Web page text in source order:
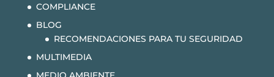
COMPLIANCE
BLOG
RECOMENDACIONES PARA TU SEGURIDAD
MULTIMEDIA